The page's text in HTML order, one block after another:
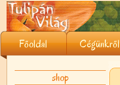
Főoldal Cégünkről
shop